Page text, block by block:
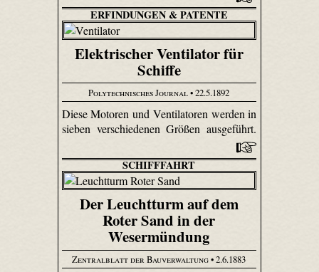
ERFINDUNGEN & PATENTE
Elektrischer Ventilator für
Schiffe
Polytechnisches Journal• 22.5.1892
Diese Motoren und Ventilatoren werden in
sieben verschiedenen Größen ausgeführt.
SCHIFFFAHRT
Der Leuchtturm auf dem
Roter Sand in der
Wesermündung
Zentralblatt der Bauverwaltung• 2.6.1883